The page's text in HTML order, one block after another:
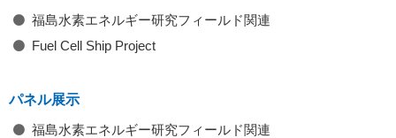
福島水素エネルギー研究フィールド関連
Fuel Cell Ship Project
パネル展示
福島水素エネルギー研究フィールド関連